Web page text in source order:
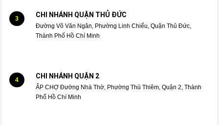
3 CHI NHÁNH QUẬN THỦ ĐỨC
Đường Võ Văn Ngân, Phường Linh Chiểu, Quận Thủ Đức,
Thành Phố Hồ Chí Minh
4 CHI NHÁNH QUẬN 2
ẤP CHỢ Đường Nhà Thờ, Phường Thủ Thiêm, Quận 2, Thành
Phố Hồ Chí Minh